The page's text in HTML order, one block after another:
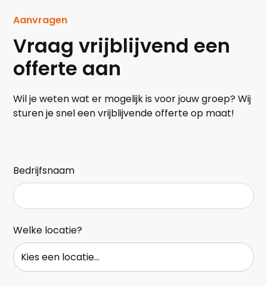
Aanvragen
Vraag vrijblijvend een
offerte aan
Wil je weten wat er mogelijk is voor jouw groep? Wij
sturen je snel een vrijblijvende offerte op maat!
Bedrijfsnaam
Welke locatie?